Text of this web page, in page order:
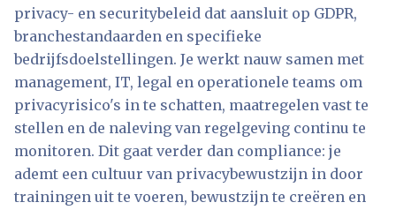
privacy- en securitybeleid dat aansluit op GDPR,
branchestandaarden en specifieke
bedrijfsdoelstellingen. Je werkt nauw samen met
management, IT, legal en operationele teams om
privacyrisico's in te schatten, maatregelen vast te
stellen en de naleving van regelgeving continu te
monitoren. Dit gaat verder dan compliance: je
ademt een cultuur van privacybewustzijn in door
trainingen uit te voeren, bewustzijn te creëren en